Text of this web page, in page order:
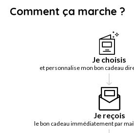
Comment ça marche ?
Je choisis
et personnalise mon bon cadeau
Je reçois
le bon cadeau immédiatement par